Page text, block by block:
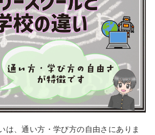
は、通い方・学び方の自由さにありま